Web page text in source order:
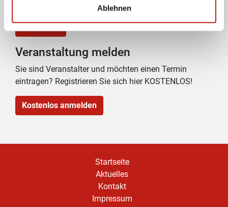
Ablehnen
Passwort vergessen?
Veranstaltung melden
Sie sind Veranstalter und möchten einen Termin
eintragen? Registrieren Sie sich hier KOSTENLOS!
Kostenlos anmelden
Startseite
Aktuelles
Kontakt
Impressum